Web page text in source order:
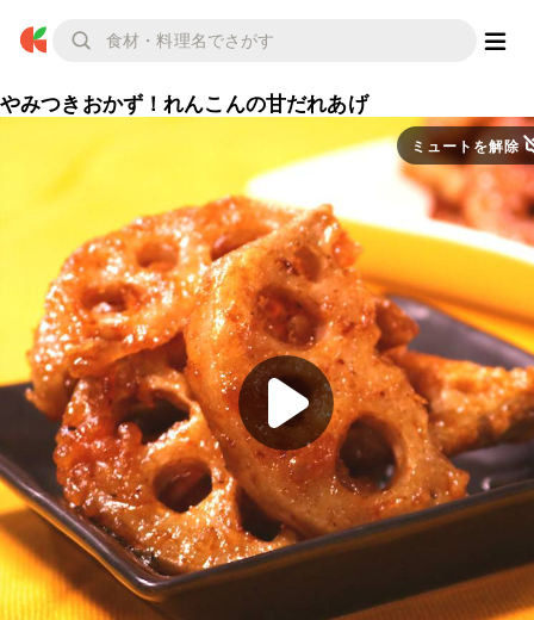
やみつきおかず！れんこんの甘だれあげ
ミュートを解除